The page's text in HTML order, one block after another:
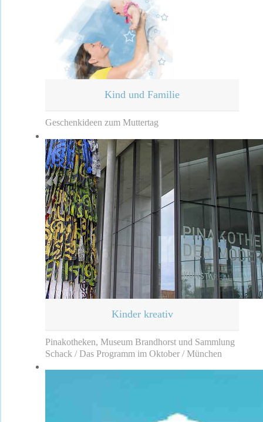
Kind und Familie
Geschenkideen zum Muttertag
Kinder kreativ
Pinakotheken, Museum Brandhorst und Sammlung
Schack / Das Programm im Oktober / München